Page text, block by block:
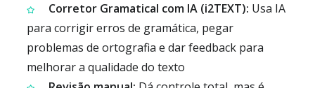
Corretor Gramatical com IA (i2TEXT): Usa IA
para corrigir erros de gramática, pegar
problemas de ortografia e dar feedback para
melhorar a qualidade do texto